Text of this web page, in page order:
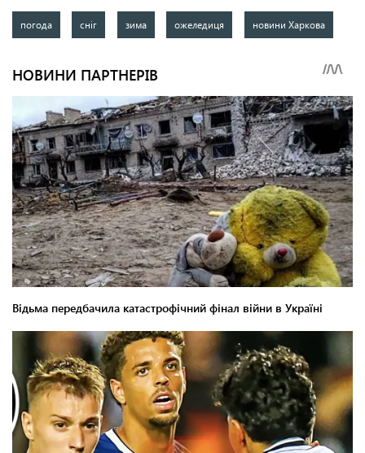
погода сніг зима ожеледиця новини Харкова